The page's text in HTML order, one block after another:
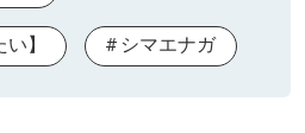
】 シマエナガ